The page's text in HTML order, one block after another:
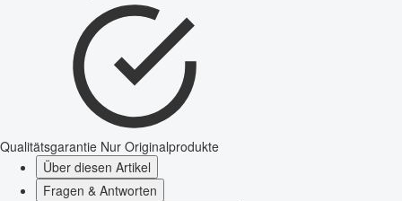
Qualitätsgarantie Nur Originalprodukte
Über diesen Artikel
Fragen & Antworten